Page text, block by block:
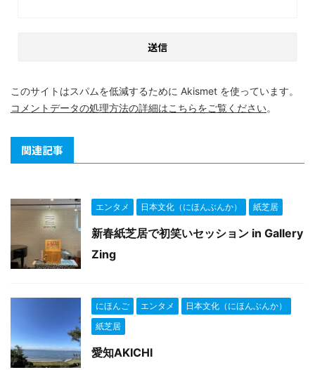
このサイトはスパムを低減するために Akismet を使っています。
コメントデータの処理方法の詳細はこちらをご覧ください。
関連記事
エンタメ 日本文化（にほんぶんか） 紙芝居
新春紙芝居で初笑いセッション in Gallery
Zing
にほんご エンタメ
日本文化（にほんぶんか）
紙芝居
愛知AKICHI